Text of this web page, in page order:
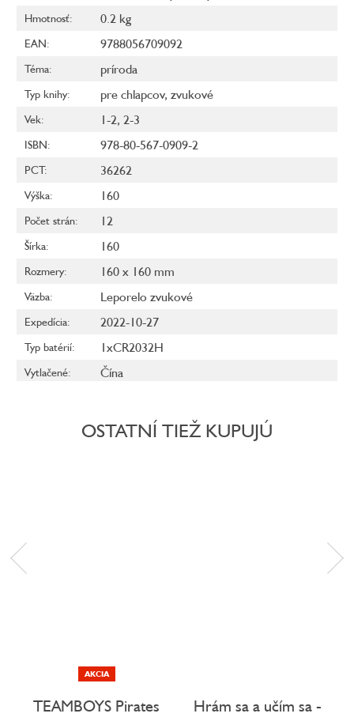
Hmotnosť: 0.2 kg
EAN: 9788056709092
Téma: príroda
Typ knihy: pre chlapcov, zvukové
Vek: 1-2, 2-3
ISBN: 978-80-567-0909-2
PCT: 36262
Výška: 160
Počet strán: 12
Šírka: 160
Rozmery: 160 x 160 mm
Väzba: Leporelo zvukové
Expedícia: 2022-10-27
Typ batérií: 1xCR2032H
Vytlačené: Čína
OSTATNÍ TIEŽ KUPUJÚ
AKCIA
TEAMBOYS Pirates
Hrám sa a učím sa -